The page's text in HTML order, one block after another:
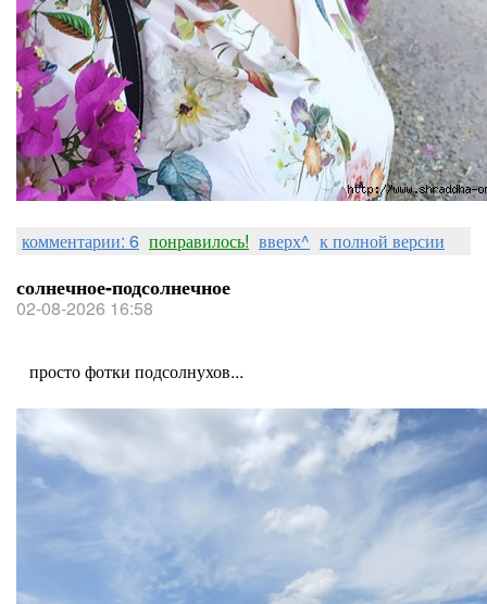
комментарии: 6 понравилось! вверх^ к полной версии
солнечное-подсолнечное
02-08-2026 16:58
просто фотки подсолнухов...